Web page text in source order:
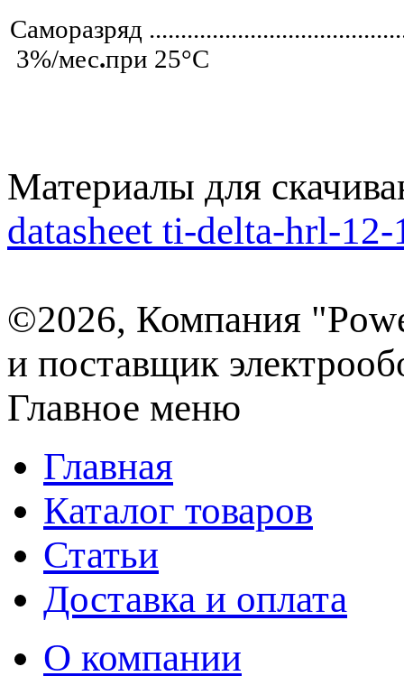
Саморазряд
3%/мес.при 25°С
Материалы для
datasheet ti-delta-hrl-
©2026, Компания
и поставщик
Главное меню
Главная
Каталог товаров
Статьи
Доставка и оплата
О компании